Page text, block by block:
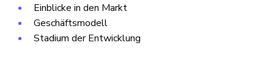
Einblicke in den Markt
Geschäftsmodell
Stadium der Entwicklung